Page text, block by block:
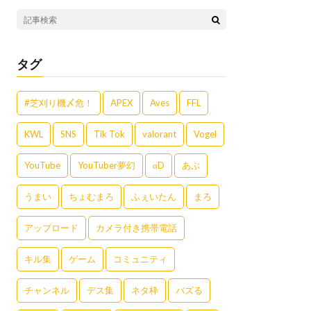
タグ
#芝刈り機〆危！ APEX Aves FFL
KWL SNS Tik Tok valorant Vogel
YouTube YouTuber夢幻 αD あぶ
うまい ちょむまろ ふぇいたん まろ
アップロード カメラ付き携帯電話
キル集 ゲーム コミュニティ
チャンネル デス集 ネタ枠 バズる